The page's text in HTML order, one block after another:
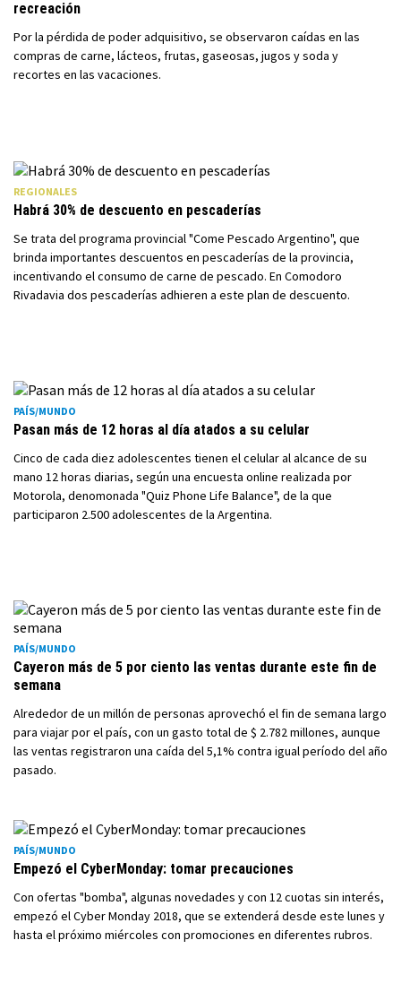
recreación
Por la pérdida de poder adquisitivo, se observaron caídas en las
compras de carne, lácteos, frutas, gaseosas, jugos y soda y
recortes en las vacaciones.
REGIONALES
Habrá 30% de descuento en pescaderías
Se trata del programa provincial "Come Pescado Argentino", que
brinda importantes descuentos en pescaderías de la provincia,
incentivando el consumo de carne de pescado. En Comodoro
Rivadavia dos pescaderías adhieren a este plan de descuento.
PAÍS/MUNDO
Pasan más de 12 horas al día atados a su celular
Cinco de cada diez adolescentes tienen el celular al alcance de su
mano 12 horas diarias, según una encuesta online realizada por
Motorola, denomonada "Quiz Phone Life Balance", de la que
participaron 2.500 adolescentes de la Argentina.
PAÍS/MUNDO
Cayeron más de 5 por ciento las ventas durante este fin de
semana
Alrededor de un millón de personas aprovechó el fin de semana largo
para viajar por el país, con un gasto total de $ 2.782 millones, aunque
las ventas registraron una caída del 5,1% contra igual período del año
pasado.
PAÍS/MUNDO
Empezó el CyberMonday: tomar precauciones
Con ofertas "bomba", algunas novedades y con 12 cuotas sin interés,
empezó el Cyber Monday 2018, que se extenderá desde este lunes y
hasta el próximo miércoles con promociones en diferentes rubros.